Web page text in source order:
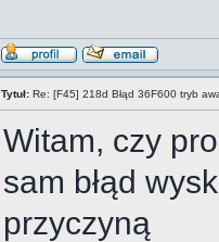
Tytuł: Re: [F45] 218d Błąd 36F600 tryb
Witam, czy
sam błąd
przyczyną